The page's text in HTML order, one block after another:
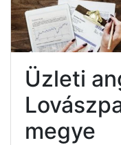
Üzleti
megye